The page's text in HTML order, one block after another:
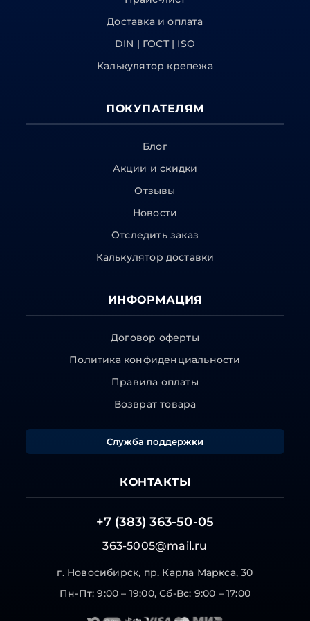
Доставка и оплата
DIN | ГОСТ | ISO
Калькулятор крепежа
ПОКУПАТЕЛЯМ
Блог
Акции и скидки
Отзывы
Новости
Отследить заказ
Калькулятор доставки
ИНФОРМАЦИЯ
Договор оферты
Политика конфиденциальности
Правила оплаты
Возврат товара
Служба поддержки
КОНТАКТЫ
+7 (383) 363-50-05
363-5005@mail.ru
г. Новосибирск, пр. Карла Маркса, 30
Пн-Пт: 9:00 – 19:00, Сб-Вс: 9:00 – 17:00